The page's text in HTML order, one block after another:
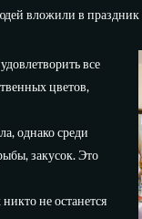
вложили в
все
цветов,
однако среди
закусок. Это
не останется